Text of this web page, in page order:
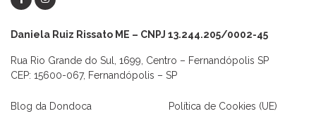
Daniela Ruiz Rissato ME – CNPJ 13.244.205/0002-45
Rua Rio Grande do Sul, 1699, Centro – Fernandópolis SP
CEP: 15600-067, Fernandópolis – SP
Blog da Dondoca Política de Cookies (UE)